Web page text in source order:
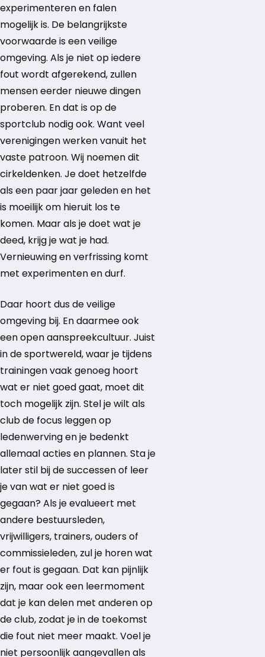
experimenteren en falen
mogelijk is. De belangrijkste
voorwaarde is een veilige
omgeving. Als je niet op iedere
fout wordt afgerekend, zullen
mensen eerder nieuwe dingen
proberen. En dat is op de
sportclub nodig ook. Want veel
verenigingen werken vanuit het
vaste patroon. Wij noemen dit
cirkeldenken. Je doet hetzelfde
als een paar jaar geleden en het
is moeilijk om hieruit los te
komen. Maar als je doet wat je
deed, krijg je wat je had.
Vernieuwing en verfrissing komt
met experimenten en durf.
Daar hoort dus de veilige
omgeving bij. En daarmee ook
een open aanspreekcultuur. Juist
in de sportwereld, waar je tijdens
trainingen vaak genoeg hoort
wat er niet goed gaat, moet dit
toch mogelijk zijn. Stel je wilt als
club de focus leggen op
ledenwerving en je bedenkt
allemaal acties en plannen. Sta je
later stil bij de successen of leer
je van wat er niet goed is
gegaan? Als je evalueert met
andere bestuursleden,
vrijwilligers, trainers, ouders of
commissieleden, zul je horen wat
er fout is gegaan. Dat kan pijnlijk
zijn, maar ook een leermoment
dat je kan delen met anderen op
de club, zodat je in de toekomst
die fout niet meer maakt. Voel je
niet persoonlijk aangevallen als